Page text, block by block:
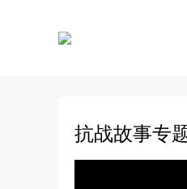
抗战故事专